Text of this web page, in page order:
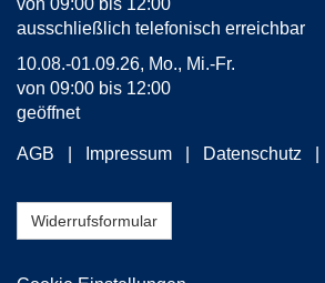
von 09:00 bis 12:00
ausschließlich telefonisch erreichbar
10.08.-01.09.26, Mo., Mi.-Fr.
von 09:00 bis 12:00
geöffnet
AGB Impressum Datenschutz
Widerrufsformular